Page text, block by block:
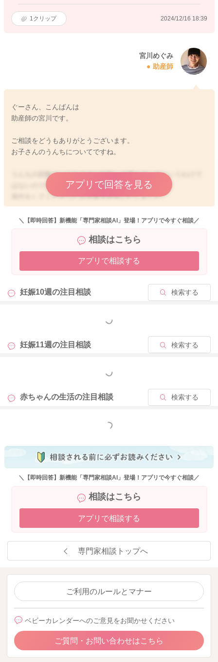
1 クリップ 2024/12/16 18:39
宮川めぐみ
助産師
ぐーさん、こんばんは
助産師の宮川です。
ご相談をどうもありがとうございます。
お子さんのうんちについてですね。
うんちの回数は、これまでと比較して増えているというわけで
はないのですよね？
添付をしてくださったお写真を拝見いたしました。
特別ゆるさはなさそうに思いました。
いる善玉菌が見られる証拠になるかと思います。
色も特に問題はなさそうにお写真からは感じました。
心配なようでしたら、受診をしていただくと良いと思います
よ。
吐き戻しについて、お腹にガスが溜まっていたりするでしょう
また体勢で吐き戻しをしやすくなることもあるかもしれないの
ですが、様子から何か上記のような理由とは異なりそうな様子
アプリで回答を見る
＼【即時回答】新機能「専門家相談AI」登場！アプリで今すぐ相談／
相談はこちら
アプリで相談する
妊娠10週の注目相談 検索する
もっと見る
妊娠11週の注目相談 検索する
もっと見る
赤ちゃんの生活の注目相談 検索する
もっと見る
＼【即時回答】新機能「専門家相談AI」登場！アプリで今すぐ相談／
相談はこちら
アプリで相談する
専門家相談トップへ
ご利用のルールとマナー
ベビーカレンダーへのご意見をお聞かせください
ご質問・お問い合わせはこちら